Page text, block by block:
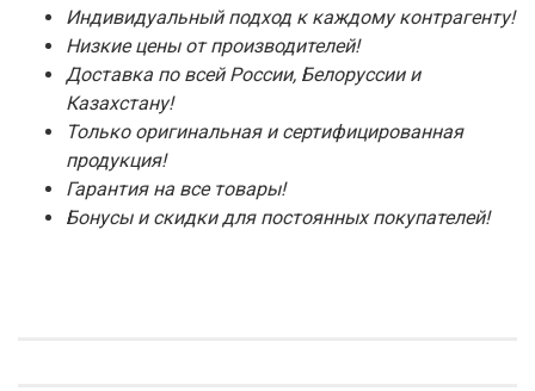
Индивидуальный подход к каждому контрагенту!
Низкие цены от производителей!
Доставка по всей России, Белоруссии и
Казахстану!
Только оригинальная и сертифицированная
продукция!
Гарантия на все товары!
Бонусы и скидки для постоянных покупателей!